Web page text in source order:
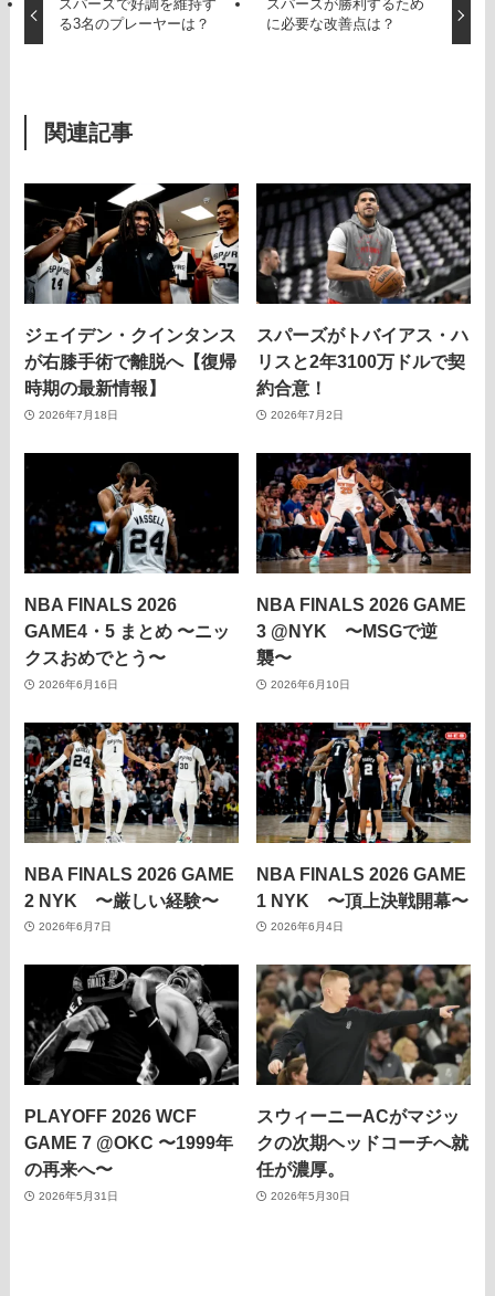
スパーズで好調を維持す
る3名のプレーヤーは？
スパーズが勝利するため
に必要な改善点は？
関連記事
ジェイデン・クインタンス
が右膝手術で離脱へ【復帰
時期の最新情報】
2026年7月18日
スパーズがトバイアス・ハ
リスと2年3100万ドルで契
約合意！
2026年7月2日
NBA FINALS 2026
GAME4・5 まとめ 〜ニッ
クスおめでとう〜
2026年6月16日
NBA FINALS 2026 GAME
3 @NYK 〜MSGで逆
襲〜
2026年6月10日
NBA FINALS 2026 GAME
2 NYK 〜厳しい経験〜
2026年6月7日
NBA FINALS 2026 GAME
1 NYK 〜頂上決戦開幕〜
2026年6月4日
PLAYOFF 2026 WCF
GAME 7 @OKC 〜1999年
の再来へ〜
2026年5月31日
スウィーニーACがマジッ
クの次期ヘッドコーチへ就
任が濃厚。
2026年5月30日